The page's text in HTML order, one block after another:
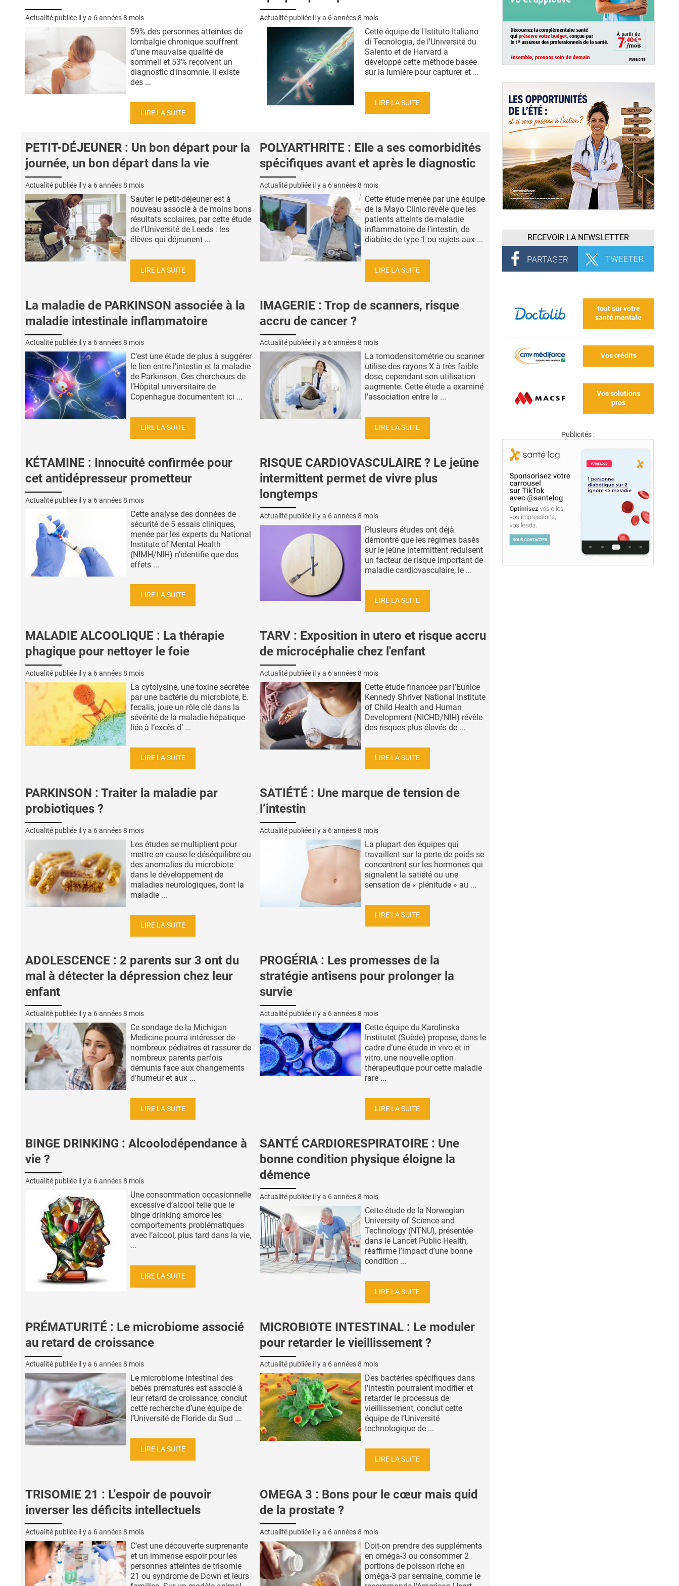
Actualité publiée il y a 6 années 8 mois
59% des personnes atteintes de
lombalgie chronique souffrent
d’une mauvaise qualité de
sommeil et 53% reçoivent un
diagnostic d'insomnie. Il existe
des ...
LIRE LA SUITE
Actualité publiée il y a 6 années 8 mois
Cette équipe de l'Istituto Italiano
di Tecnologia, de l'Université du
Salento et de Harvard a
développé cette méthode basée
sur la lumière pour capturer et ...
LIRE LA SUITE
PETIT-DÉJEUNER : Un bon départ pour la
journée, un bon départ dans la vie
Actualité publiée il y a 6 années 8 mois
Sauter le petit-déjeuner est à
nouveau associé à de moins bons
résultats scolaires, par cette étude
de l’Université de Leeds : les
élèves qui déjeunent ...
LIRE LA SUITE
POLYARTHRITE : Elle a ses comorbidités
spécifiques avant et après le diagnostic
Actualité publiée il y a 6 années 8 mois
Cette étude menée par une équipe
de la Mayo Clinic révèle que les
patients atteints de maladie
inflammatoire de l'intestin, de
diabète de type 1 ou sujets aux ...
LIRE LA SUITE
La maladie de PARKINSON associée à la
maladie intestinale inflammatoire
Actualité publiée il y a 6 années 8 mois
C’est une étude de plus à suggérer
le lien entre l’intestin et la maladie
de Parkinson. Ces chercheurs de
l’Hôpital universitaire de
Copenhague documentent ici ...
LIRE LA SUITE
IMAGERIE : Trop de scanners, risque
accru de cancer ?
Actualité publiée il y a 6 années 8 mois
La tomodensitométrie ou scanner
utilise des rayons X à très faible
dose, cependant son utilisation
augmente. Cette étude a examiné
l'association entre la ...
LIRE LA SUITE
KÉTAMINE : Innocuité confirmée pour
cet antidépresseur prometteur
Actualité publiée il y a 6 années 8 mois
Cette analyse des données de
sécurité de 5 essais cliniques,
menée par les experts du National
Institute of Mental Health
(NIMH/NIH) n’identifie que des
effets ...
LIRE LA SUITE
RISQUE CARDIOVASCULAIRE ? Le jeûne
intermittent permet de vivre plus
longtemps
Actualité publiée il y a 6 années 8 mois
Plusieurs études ont déjà
démontré que les régimes basés
sur le jeûne intermittent réduisent
un facteur de risque important de
maladie cardiovasculaire, le ...
LIRE LA SUITE
MALADIE ALCOOLIQUE : La thérapie
phagique pour nettoyer le foie
Actualité publiée il y a 6 années 8 mois
La cytolysine, une toxine sécrétée
par une bactérie du microbiote, E.
fecalis, joue un rôle clé dans la
sévérité de la maladie hépatique
liée à l’excès d’ ...
LIRE LA SUITE
TARV : Exposition in utero et risque accru
de microcéphalie chez l'enfant
Actualité publiée il y a 6 années 8 mois
Cette étude financée par l’Eunice
Kennedy Shriver National Institute
of Child Health and Human
Development (NICHD/NIH) révèle
des risques plus élevés de ...
LIRE LA SUITE
PARKINSON : Traiter la maladie par
probiotiques ?
Actualité publiée il y a 6 années 8 mois
Les études se multiplient pour
mettre en cause le déséquilibre ou
des anomalies du microbiote
dans le développement de
maladies neurologiques, dont la
maladie ...
LIRE LA SUITE
SATIÉTÉ : Une marque de tension de
l’intestin
Actualité publiée il y a 6 années 8 mois
La plupart des équipes qui
travaillent sur la perte de poids se
concentrent sur les hormones qui
signalent la satiété ou une
sensation de « plénitude » au ...
LIRE LA SUITE
ADOLESCENCE : 2 parents sur 3 ont du
mal à détecter la dépression chez leur
enfant
Actualité publiée il y a 6 années 8 mois
Ce sondage de la Michigan
Medicine pourra intéresser de
nombreux pédiatres et rassurer de
nombreux parents parfois
démunis face aux changements
d’humeur et aux ...
LIRE LA SUITE
PROGÉRIA : Les promesses de la
stratégie antisens pour prolonger la
survie
Actualité publiée il y a 6 années 8 mois
Cette équipe du Karolinska
Institutet (Suède) propose, dans le
cadre d’une étude in vivo et in
vitro, une nouvelle option
thérapeutique pour cette maladie
rare ...
LIRE LA SUITE
BINGE DRINKING : Alcoolodépendance à
vie ?
Actualité publiée il y a 6 années 8 mois
Une consommation occasionnelle
excessive d’alcool telle que le
binge drinking amorce les
comportements problématiques
avec l’alcool, plus tard dans la vie,
...
LIRE LA SUITE
SANTÉ CARDIORESPIRATOIRE : Une
bonne condition physique éloigne la
démence
Actualité publiée il y a 6 années 8 mois
Cette étude de la Norwegian
University of Science and
Technology (NTNU), présentée
dans le Lancet Public Health,
réaffirme l’impact d’une bonne
condition ...
LIRE LA SUITE
PRÉMATURITÉ : Le microbiome associé
au retard de croissance
Actualité publiée il y a 6 années 8 mois
Le microbiome intestinal des
bébés prématurés est associé à
leur retard de croissance, conclut
cette recherche d’une équipe de
l’Université de Floride du Sud ...
LIRE LA SUITE
MICROBIOTE INTESTINAL : Le moduler
pour retarder le vieillissement ?
Actualité publiée il y a 6 années 8 mois
Des bactéries spécifiques dans
l'intestin pourraient modifier et
retarder le processus de
vieillissement, conclut cette
équipe de l’Université
technologique de ...
LIRE LA SUITE
TRISOMIE 21 : L’espoir de pouvoir
inverser les déficits intellectuels
Actualité publiée il y a 6 années 8 mois
C’est une découverte surprenante
et un immense espoir pour les
personnes atteintes de trisomie
21 ou syndrome de Down et leurs
OMEGA 3 : Bons pour le cœur mais quid
de la prostate ?
Actualité publiée il y a 6 années 8 mois
Doit-on prendre des suppléments
en oméga-3 ou consommer 2
portions de poisson riche en
oméga-3 par semaine, comme le
RECEVOIR LA NEWSLETTER
tout sur votre
santé mentale
Vos crédits
Vos solutions
pros
Publicités :